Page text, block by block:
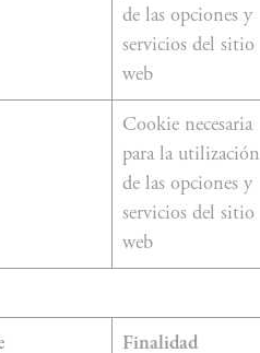
de las opciones y
servicios del sitio
web
Cookie necesaria
para la utilización
de las opciones y
servicios del sitio
web
Finalidad